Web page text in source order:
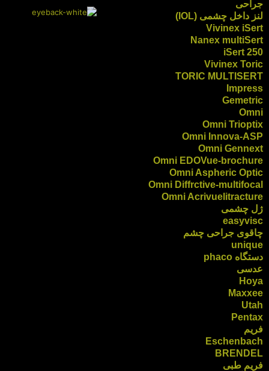
جراحی
لنز داخل چشمی (IOL)
Vivinex iSert
Nanex multiSert
iSert 250
Vivinex Toric
TORIC MULTISERT
Impress
Gemetric
Omni
Omni Trioptix
Omni Innova-ASP
Omni Gennext
Omni EDOVue-brochure
Omni Aspheric Optic
Omni Diffrctive-multifocal
Omni Acrivuelitracture
ژل چشمی
easyvisc
چاقوی جراحی چشم
unique
دستگاه phaco
عدسی
Hoya
Maxxee
Utah
Pentax
فریم
Eschenbach
BRENDEL
فریم طبی